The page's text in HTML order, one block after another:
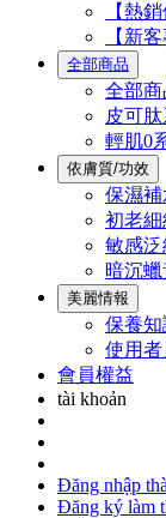
【熱
【新
全部商品
全部商
皮可肽
輕肌0
依膚質/功效
保濕補
初老細
敏感泛
暗沉
美麗情報
保養知
使用者
會員權益
tài khoản
Đăng nhập
Đăng ký làm